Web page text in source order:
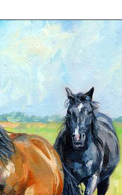
جانوران مهره‌دار - دوزیستان
جانوران مهره‌دار - ماهیان
جانوران مهره‌دار - فهرست‌ها